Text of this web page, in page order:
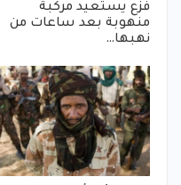
فزع يستعيد مركبة
منهوبة بعد ساعات من
نهبها…